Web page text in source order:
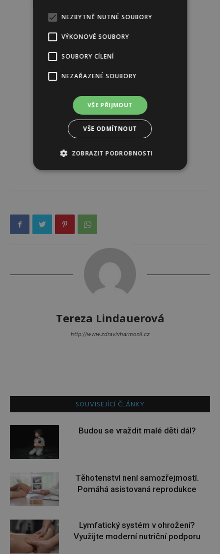
Tereza Lindauerová
http://www.zdravivharmonii.cz
SOUVISEJÍCÍ ČLÁNKY
Budou se vraždit malé děti dál?
Těhotenství není samozřejmostí.
Pomáhá asistovaná reprodukce
Lymfatický systém v ohrožení?
Využijte moderní nutriční podporu
NEZBYTNĚ NUTNÉ SOUBORY
VÝKONOVÉ SOUBORY
SOUBORY CÍLENÍ
NEZAŘAZENÉ SOUBORY
VŠE PŘIJMOUT
VŠE ODMÍTNOUT
ZOBRAZIT PODROBNOSTI